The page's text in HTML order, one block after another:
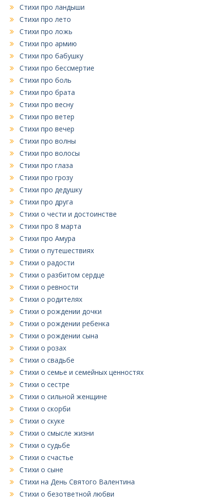
Стихи про ландыши
Стихи про лето
Стихи про ложь
Стихи про армию
Стихи про бабушку
Стихи про бессмертие
Стихи про боль
Стихи про брата
Стихи про весну
Стихи про ветер
Стихи про вечер
Стихи про волны
Стихи про волосы
Стихи про глаза
Стихи про грозу
Стихи про дедушку
Стихи про друга
Стихи о чести и достоинстве
Стихи про 8 марта
Стихи про Амура
Стихи о путешествиях
Стихи о радости
Стихи о разбитом сердце
Стихи о ревности
Стихи о родителях
Стихи о рождении дочки
Стихи о рождении ребенка
Стихи о рождении сына
Стихи о розах
Стихи о свадьбе
Стихи о семье и семейных ценностях
Стихи о сестре
Стихи о сильной женщине
Стихи о скорби
Стихи о скуке
Стихи о смысле жизни
Стихи о судьбе
Стихи о счастье
Стихи о сыне
Стихи на День Святого Валентина
Стихи о безответной любви